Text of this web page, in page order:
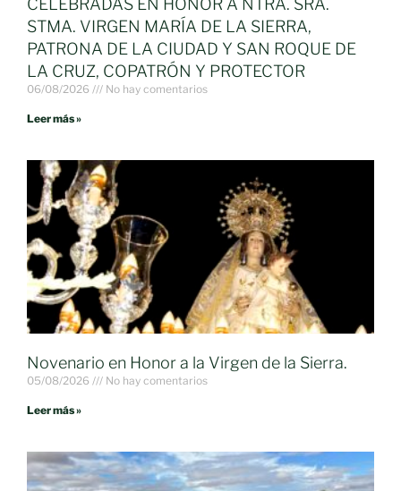
CELEBRADAS EN HONOR A NTRA. SRA.
STMA. VIRGEN MARÍA DE LA SIERRA,
PATRONA DE LA CIUDAD Y SAN ROQUE DE
LA CRUZ, COPATRÓN Y PROTECTOR
06/08/2026 No hay comentarios
Leer más »
Novenario en Honor a la Virgen de la Sierra.
05/08/2026 No hay comentarios
Leer más »